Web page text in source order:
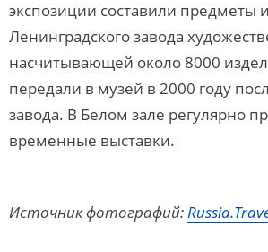
экспозиции составили предметы
Ленинградского завода
насчитывающей около 8000
передали в музей в 2000 году
завода. В Белом зале регулярно
временные выставки.
Источник фотографий: